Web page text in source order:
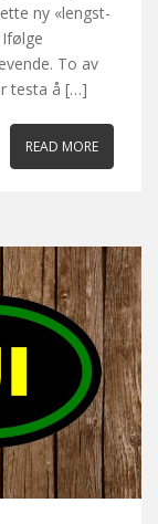
ny «lengst-
To av
testa å […]
READ MORE